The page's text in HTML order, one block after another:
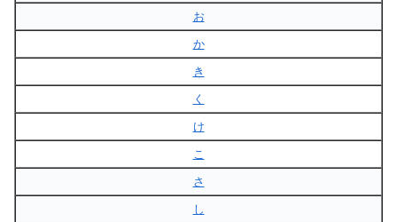
お
か
き
く
け
こ
さ
し